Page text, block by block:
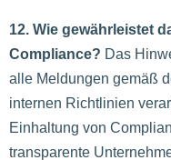
12. Wie gewährleistet
Compliance? Das
alle Meldungen gemäß
internen Richtlinien
Einhaltung von
transparente